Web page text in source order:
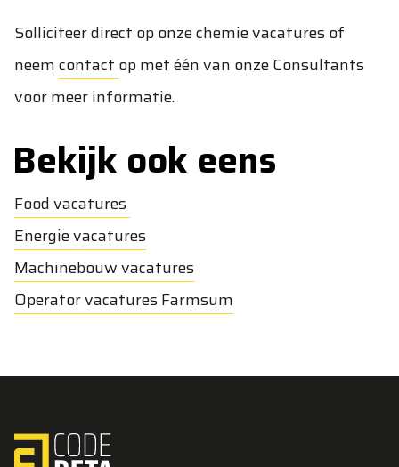
Solliciteer direct op onze chemie vacatures of
neemcontact op met één van onze Consultants
voor meer informatie.
Bekijk ook eens
Food vacatures
Energie vacatures
Machinebouw vacatures
Operator vacatures Farmsum